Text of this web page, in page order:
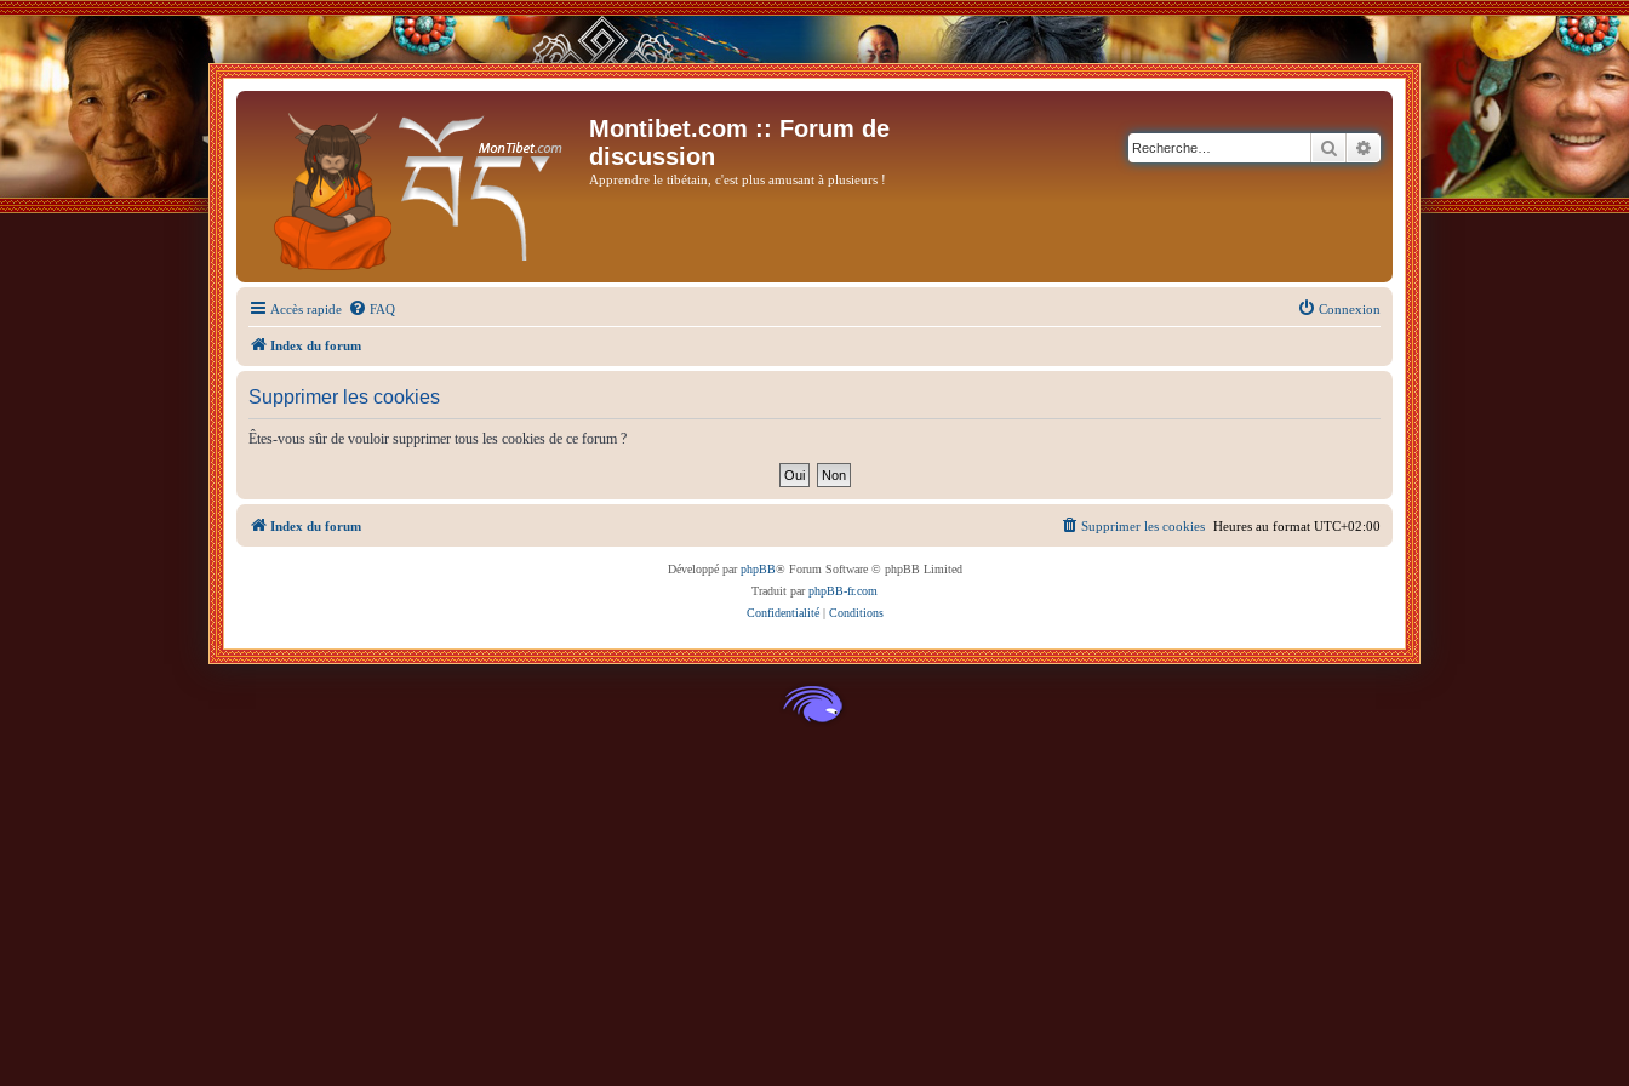
Montibet.com :: Forum de
discussion
Apprendre le tibétain, c'est plus amusant à plusieurs !
RechercherRecherche avancée
Accès rapide FAQ Connexion
Index du forum
Supprimer les cookies
Êtes-vous sûr de vouloir supprimer tous les cookies de ce forum ?
Index du forum Heures au format UTC+02:00
Supprimer les cookies
Développé parphpBB® Forum Software © phpBB Limited
Traduit parphpBB-fr.com
Confidentialité| Conditions